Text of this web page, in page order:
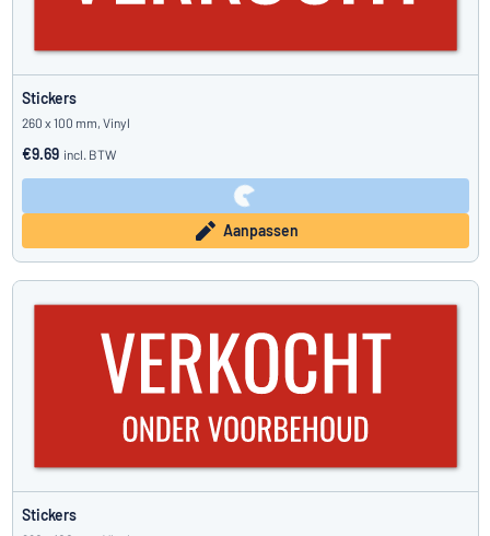
Stickers
260 x 100 mm, Vinyl
€9.69 incl. BTW
Aanpassen
Stickers